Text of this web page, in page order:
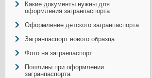
Какие документы нужны для
оформления загранпаспорта
Оформление детского загранпаспорта
Загранпаспорт нового образца
Фото на загранпаспорт
Пошлины при оформлении
загранпаспорта